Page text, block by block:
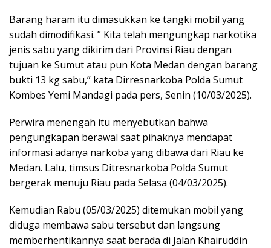
Barang haram itu dimasukkan ke tangki mobil yang
sudah dimodifikasi. ” Kita telah mengungkap narkotika
jenis sabu yang dikirim dari Provinsi Riau dengan
tujuan ke Sumut atau pun Kota Medan dengan barang
bukti 13 kg sabu,” kata Dirresnarkoba Polda Sumut
Kombes Yemi Mandagi pada pers, Senin (10/03/2025).
Perwira menengah itu menyebutkan bahwa
pengungkapan berawal saat pihaknya mendapat
informasi adanya narkoba yang dibawa dari Riau ke
Medan. Lalu, timsus Ditresnarkoba Polda Sumut
bergerak menuju Riau pada Selasa (04/03/2025).
Kemudian Rabu (05/03/2025) ditemukan mobil yang
diduga membawa sabu tersebut dan langsung
memberhentikannya saat berada di Jalan Khairuddin